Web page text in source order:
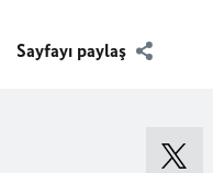
Sayfayı paylaş